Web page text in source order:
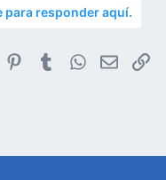
para responder aquí.
PinterestTumblrWhatsApp
Email